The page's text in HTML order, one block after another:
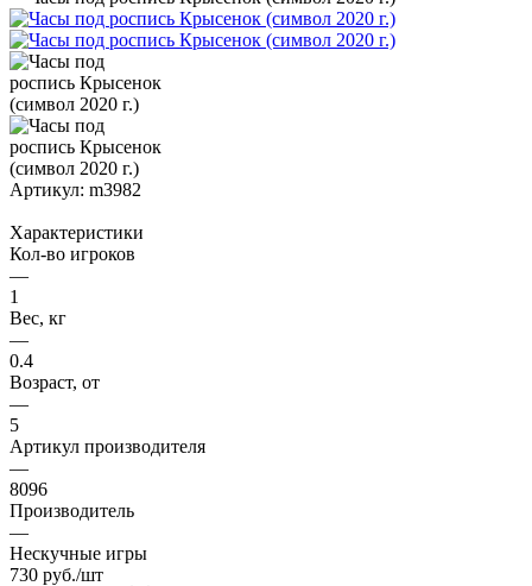
Артикул: m3982
Характеристики
Кол-во игроков
—
1
Вес, кг
—
0.4
Возраст, от
—
5
Артикул производителя
—
8096
Производитель
—
Нескучные игры
730 руб./шт